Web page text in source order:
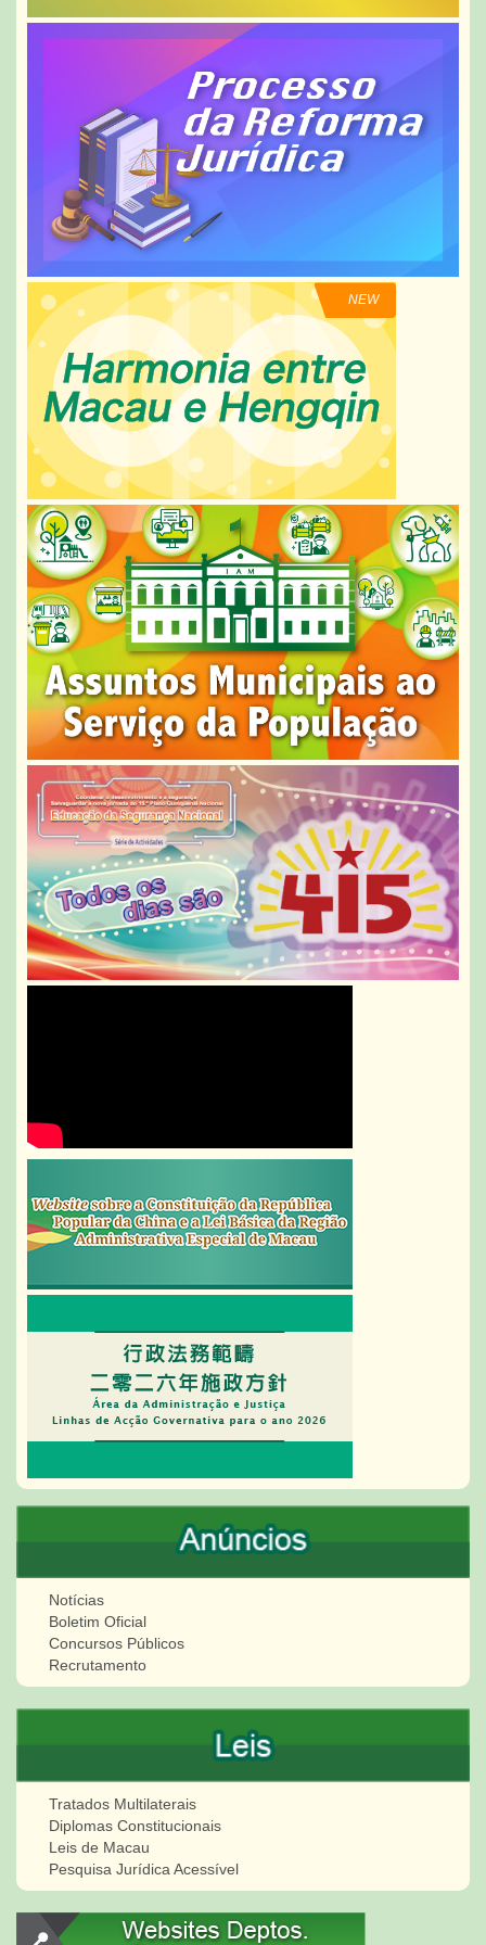
organismo dependente equiparado a departamento,
passa a ser simplificada para quatro departamentos, nove
divisões e um organismo dependente equiparado a
departamento. Na nova estrutura, foram criadas três
áreas funcionais centradas em organização
administrativa, prestação de serviços públicos e recursos
humanos, tendo-lhe ainda sido conferido atribuições de se
pronunciar sobre a reorganização estrutural dos serviços
públicos, o recrutamento de pessoal, a optimização da
prestação de serviços públicos e a governação
electrónica, para reforçar o papel de coordenação e
concertação do SAFP no domínio da reforma e gestão da
Administração Pública, criando condições mais
favoráveis para aumentar a eficiência da governação da
RAEM e a qualidade dos serviços públicos prestados. As
informações relevantes já se encontram disponíveis na
página electrónica do SAFP (www.safp.gov.mo [1]) para a
consulta do público. No futuro, o SAFP continuará
alinhado com o rumo de desenvolvimento do país e os
objectivos da acção governativa do Governo da RAEM,
assumindo mais responsabilidades e com maior
determinação para ininterruptamente prosseguir e
implementar as tarefas subjacentes ao aprofundamento
da reforma da Administração Pública. [1]
http://www.safp.gov.mo
Notícias
Boletim Oficial
Concursos Públicos
Recrutamento
Tratados Multilaterais
Diplomas Constitucionais
Leis de Macau
Pesquisa Jurídica Acessível